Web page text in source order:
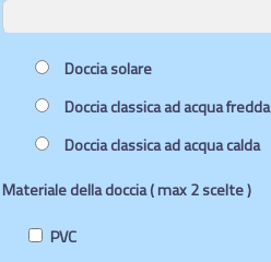
Doccia solare
Doccia classica ad acqua fredda
Doccia classica ad acqua calda
Materiale della doccia ( max 2 scelte )
PVC